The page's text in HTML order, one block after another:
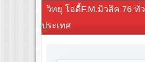
วิทยุ โอดี้F.M.มิวสิค 76 ทั่ว
ประเทศ